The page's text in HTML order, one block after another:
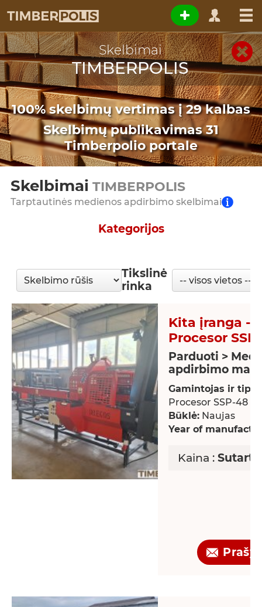
Skelbimai
TIMBERPOLIS
100% skelbimų vertimas į 29 kalbas
Skelbimų publikavimas 31
Timberpolio portale
Skelbimai TIMBERPOLIS
Tarptautinės medienos apdirbimo skelbimai
Kategorijos
Tikslinė
rinka
Kita įranga -
Procesor
Parduoti >
apdirbimo
Gamintojas ir
Procesor SSP-48
Būklė: Naujas
Year of
Kaina :